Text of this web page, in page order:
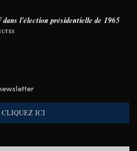
l’élection présidentielle de 1965
CLIQUEZ ICI